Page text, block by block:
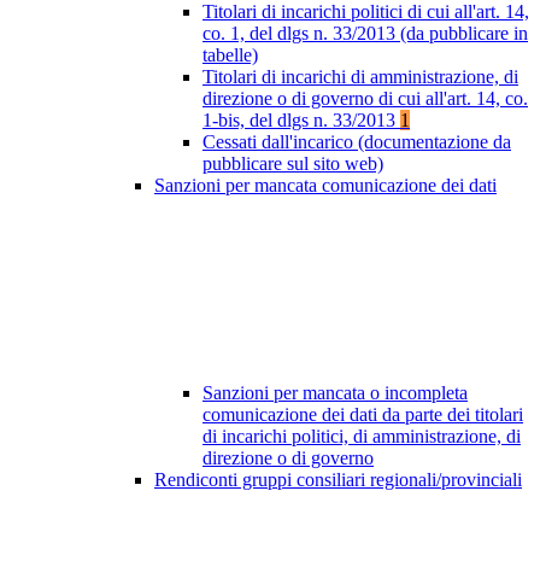
Titolari di incarichi politici di cui all'art. 14,
co. 1, del dlgs n. 33/2013 (da pubblicare in
tabelle)
Titolari di incarichi di amministrazione, di
direzione o di governo di cui all'art. 14, co.
1-bis, del dlgs n. 33/2013 1
Cessati dall'incarico (documentazione da
pubblicare sul sito web)
Sanzioni per mancata comunicazione dei dati
Sanzioni per mancata o incompleta
comunicazione dei dati da parte dei titolari
di incarichi politici, di amministrazione, di
direzione o di governo
Rendiconti gruppi consiliari regionali/provinciali